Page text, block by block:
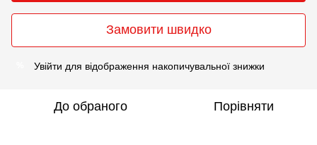
Замовити швидко
Увійти для відображення накопичувальної знижки
До обраного Порівняти